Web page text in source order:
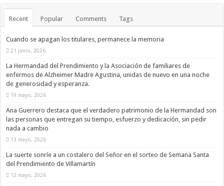
Recent Popular Comments Tags
Cuando se apagan los titulares, permanece la memoria
21 junio, 2026
La Hermandad del Prendimiento y la Asociación de familiares de
enfermos de Alzheimer Madre Agustina, unidas de nuevo en una noche
de generosidad y esperanza.
19 mayo, 2026
Ana Guerrero destaca que el verdadero patrimonio de la Hermandad son
las personas que entregan su tiempo, esfuerzo y dedicación, sin pedir
nada a cambio
13 mayo, 2026
La suerte sonríe a un costalero del Señor en el sorteo de Semana Santa
del Prendimiento de Villamartín
12 mayo, 2026